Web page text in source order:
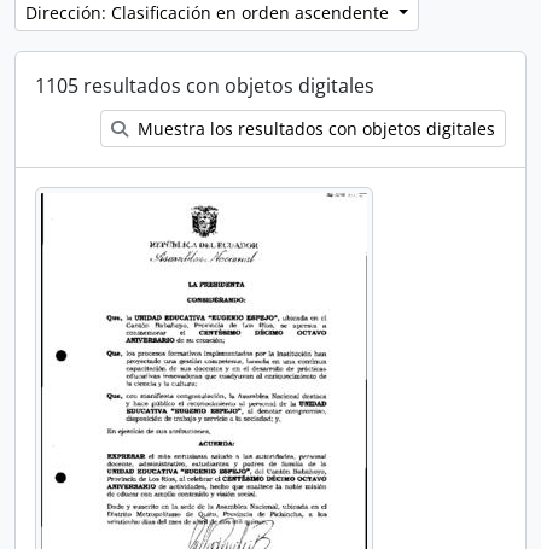
Dirección: Clasificación en orden ascendente
1105 resultados con objetos digitales
Muestra los resultados con objetos digitales